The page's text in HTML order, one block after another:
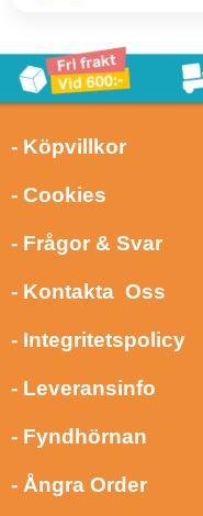
- Köpvillkor
- Cookies
- Frågor & Svar
- Kontakta Oss
- Integritetspolicy
- Leveransinfo
- Fyndhörnan
- Ångra Order